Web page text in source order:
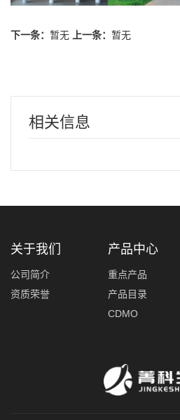
下一条： 暂无 上一条： 暂无
相关信息
关于我们
公司简介
资质荣誉
产品中心
重点产品
产品目录
CDMO